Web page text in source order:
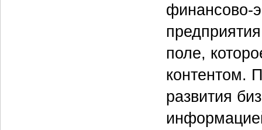
финансово-
поле,
контентом.
развития